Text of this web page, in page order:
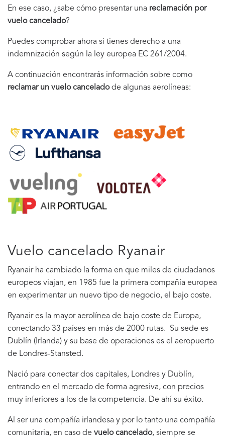
En ese caso, ¿sabe cómo presentar una reclamación por
vuelo cancelado?
Puedes comprobar ahora si tienes derecho a una
indemnización según la ley europea EC 261/2004.
A continuación encontrarás información sobre como
reclamar un vuelo canceladode algunas aerolíneas:
Vuelo cancelado Ryanair
Ryanair ha cambiado la forma en que miles de ciudadanos
europeos viajan, en 1985 fue la primera compañía europea
en experimentar un nuevo tipo de negocio, el bajo coste.
Ryanair es la mayor aerolínea de bajo coste de Europa,
conectando 33 países en más de 2000 rutas. Su sede es
Dublín (Irlanda) y su base de operaciones es el aeropuerto
de Londres-Stansted.
Nació para conectar dos capitales, Londres y Dublín,
entrando en el mercado de forma agresiva, con precios
muy inferiores a los de la competencia. De ahí su éxito.
Al ser una compañía irlandesa y por lo tanto una compañía
comunitaria, en caso de vuelo cancelado, siempre se